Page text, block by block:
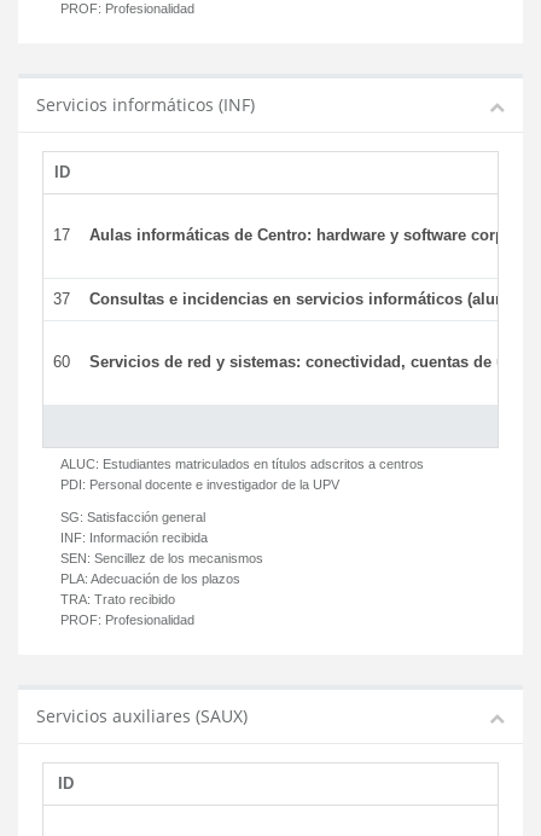
PROF: Profesionalidad
Servicios informáticos (INF)
ID
17 Aulas informáticas de Centro: hardware y software
37 Consultas e incidencias en servicios informáticos (alumnos)
60 Servicios de red y sistemas: conectividad, cuentas de
ALUC: Estudiantes matriculados en títulos adscritos a centros
PDI: Personal docente e investigador de la UPV
SG: Satisfacción general
INF: Información recibida
SEN: Sencillez de los mecanismos
PLA: Adecuación de los plazos
TRA: Trato recibido
PROF: Profesionalidad
Servicios auxiliares (SAUX)
ID